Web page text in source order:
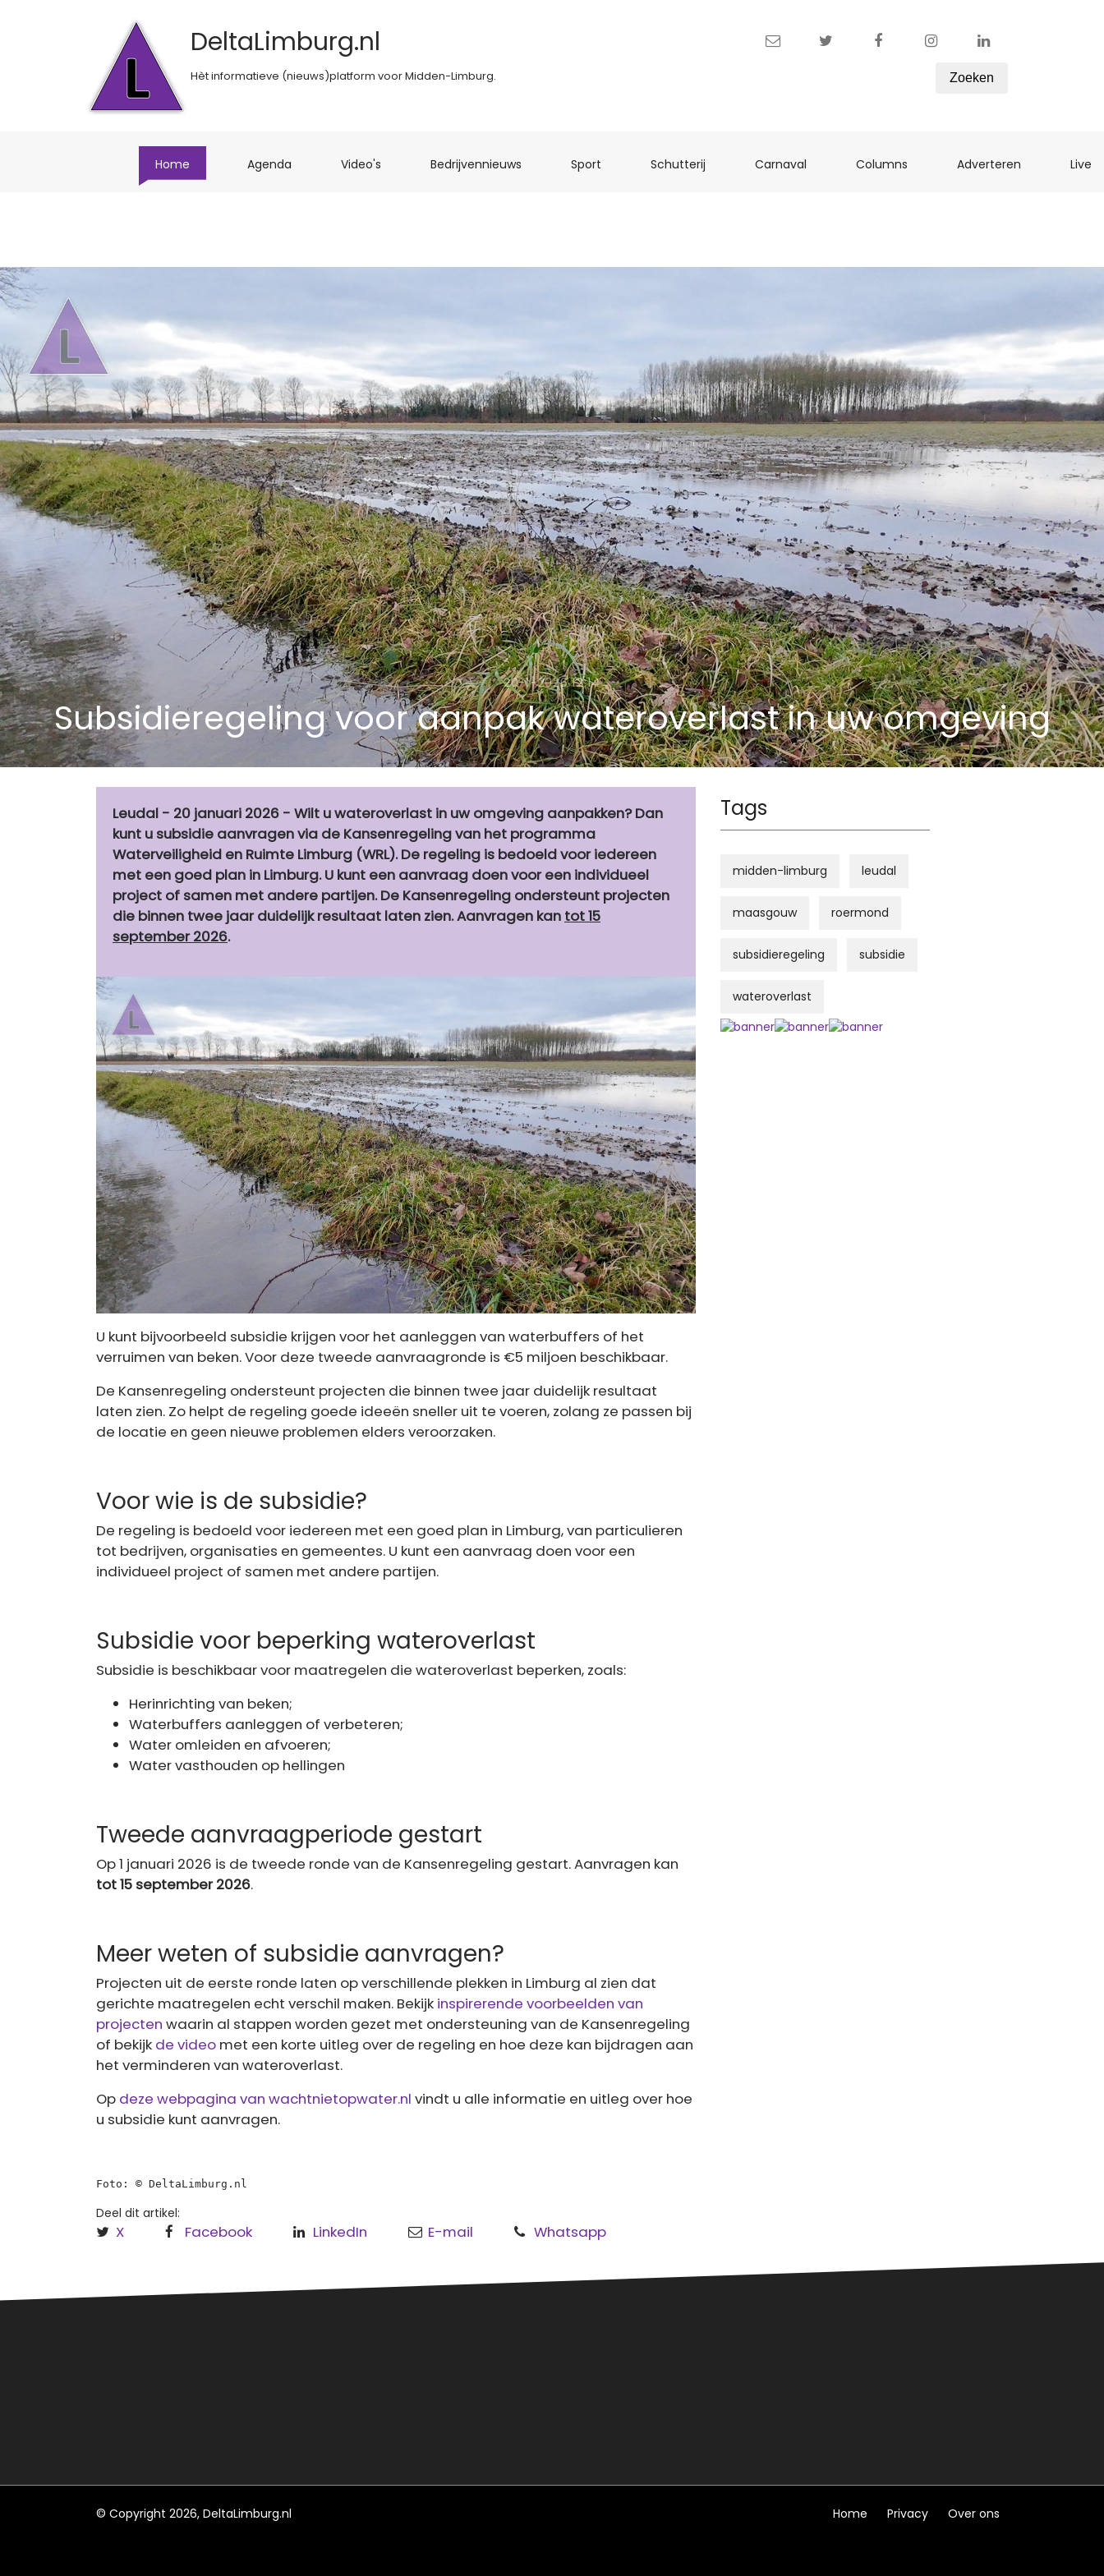
DeltaLimburg.nl
Hèt informatieve (nieuws)platform voor Midden-Limburg. Zoeken
Home Agenda (current)Video's (current)Bedrijvennieuws (current)Sport (current)Schutterij (current)Carnaval (current)Columns (current)Adverteren (current)Live
20-1-2026 12:14
Subsidieregeling voor aanpak wateroverlast in uw omgeving
Leudal - 20 januari 2026 - Wilt u wateroverlast in uw omgeving aanpakken? Dan
kunt u subsidie aanvragen via de Kansenregeling van het programma
Waterveiligheid en Ruimte Limburg (WRL). De regeling is bedoeld voor iedereen
met een goed plan in Limburg. U kunt een aanvraag doen voor een individueel
project of samen met andere partijen. De Kansenregeling ondersteunt projecten
die binnen twee jaar duidelijk resultaat laten zien. Aanvragen kan tot 15
september 2026.
U kunt bijvoorbeeld subsidie krijgen voor het aanleggen van waterbuffers of het
verruimen van beken. Voor deze tweede aanvraagronde is €5 miljoen beschikbaar.
De Kansenregeling ondersteunt projecten die binnen twee jaar duidelijk resultaat
laten zien. Zo helpt de regeling goede ideeën sneller uit te voeren, zolang ze passen bij
de locatie en geen nieuwe problemen elders veroorzaken.
Voor wie is de subsidie?
De regeling is bedoeld voor iedereen met een goed plan in Limburg, van particulieren
tot bedrijven, organisaties en gemeentes. U kunt een aanvraag doen voor een
individueel project of samen met andere partijen.
Subsidie voor beperking wateroverlast
Subsidie is beschikbaar voor maatregelen die wateroverlast beperken, zoals:
Herinrichting van beken;
Waterbuffers aanleggen of verbeteren;
Water omleiden en afvoeren;
Water vasthouden op hellingen
Tweede aanvraagperiode gestart
Op 1 januari 2026 is de tweede ronde van de Kansenregeling gestart. Aanvragen kan
tot15 september 2026.
Meer weten of subsidie aanvragen?
Projecten uit de eerste ronde laten op verschillende plekken in Limburg al zien dat
gerichte maatregelen echt verschil maken. Bekijk inspirerende voorbeelden van
projecten waarin al stappen worden gezet met ondersteuning van de Kansenregeling
of bekijk de video met een korte uitleg over de regeling en hoe deze kan bijdragen aan
het verminderen van wateroverlast.
Op deze webpagina van wachtnietopwater.nl vindt u alle informatie en uitleg over hoe
u subsidie kunt aanvragen.
Foto: © DeltaLimburg.nl
Deel dit artikel:
X Facebook LinkedIn E-mail Whatsapp
Tags
midden-limburg leudal
maasgouw roermond
subsidieregeling subsidie
wateroverlast
© Copyright 2026, DeltaLimburg.nl Home Privacy Over ons